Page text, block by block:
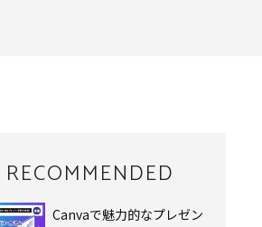
RECOMMENDED
Canvaで魅力的なプレゼン